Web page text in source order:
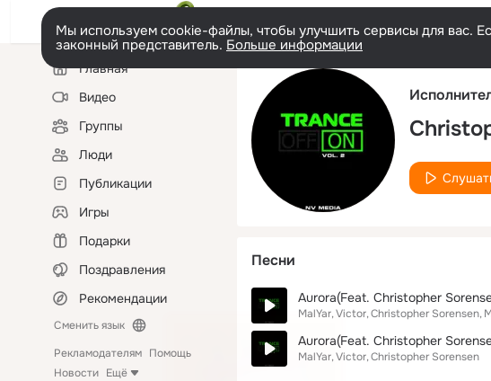
Мы используем cookie-файлы, чтобы улучшить сервисы для вас.
законный представитель. Больше информации
Левая
колонкаГлавная
Видео
Группы
Люди
Публикации
Игры
Подарки
Поздравления
Рекомендации
Сменить язык
Рекламодателям Помощь
Новости Ещё
Песни
Aurora(Feat. Christopher
MalYar Victor Christopher Sorensen
Aurora(Feat. Christopher
MalYar Victor Christopher Sorensen